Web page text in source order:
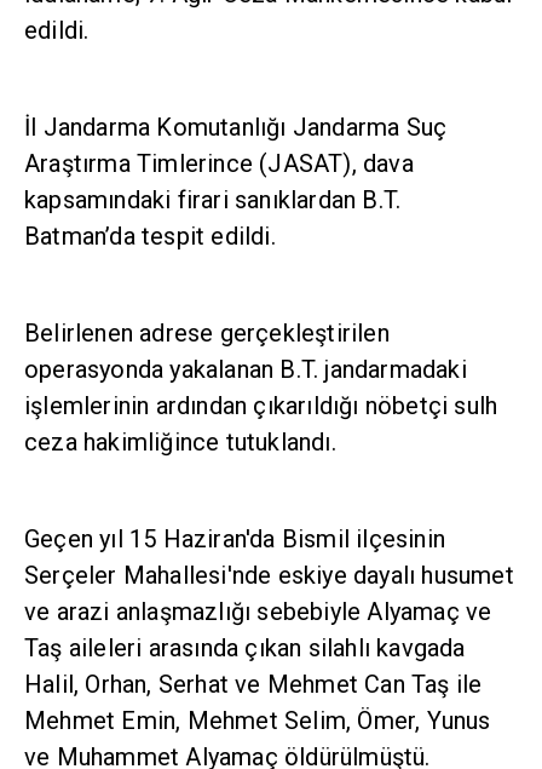
edildi.
İl Jandarma Komutanlığı Jandarma Suç
Araştırma Timlerince (JASAT), dava
kapsamındaki firari sanıklardan B.T. Batman’da
tespit edildi.
Belirlenen adrese gerçekleştirilen operasyonda
yakalanan B.T. jandarmadaki işlemlerinin
ardından çıkarıldığı nöbetçi sulh ceza
hakimliğince tutuklandı.
Geçen yıl 15 Haziran'da Bismil ilçesinin
Serçeler Mahallesi'nde eskiye dayalı husumet ve
arazi anlaşmazlığı sebebiyle Alyamaç ve Taş
aileleri arasında çıkan silahlı kavgada Halil,
Orhan, Serhat ve Mehmet Can Taş ile Mehmet
Emin, Mehmet Selim, Ömer, Yunus ve
Muhammet Alyamaç öldürülmüştü.